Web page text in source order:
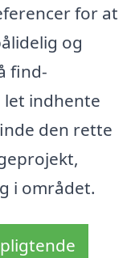
for at
og
find-
let indhente
den rette
i området.